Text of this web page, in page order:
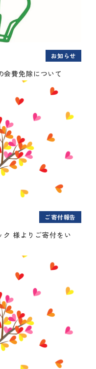
お知らせ
会費免除について
ご寄付報告
ク 様よりご寄付をい